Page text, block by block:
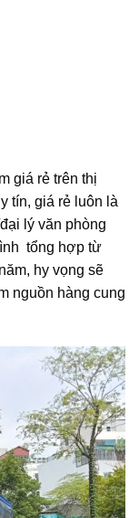
giá rẻ trên thị
tín, giá rẻ luôn là
lý văn phòng
tổng hợp từ
hy vọng sẽ
nguồn hàng cung